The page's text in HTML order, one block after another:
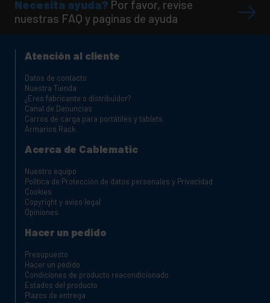
Necesita ayuda? Por favor, revise
nuestras FAQ y paginas de ayuda
Atención al cliente
Datos de contacto
Nuestra Tienda
¿Eres fabricante o distribuidor?
Canal de Denuncias
Carros de carga para portátiles y tablets
Armarios Rack
Acerca de Cablematic
Nuestro equipo
Política de Protección de datos personales y Privacidad
Cookies
Copyright y aviso legal
Opiniones
Hacer un pedido
Presupuesto
Hacer un pedido
Condiciones de producto reacondicionado
Estados del producto
Plazos de entrega